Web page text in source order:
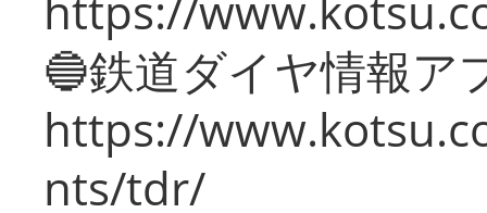
🔵鉄道ダイヤ情報ア
https://
nts/tdr/